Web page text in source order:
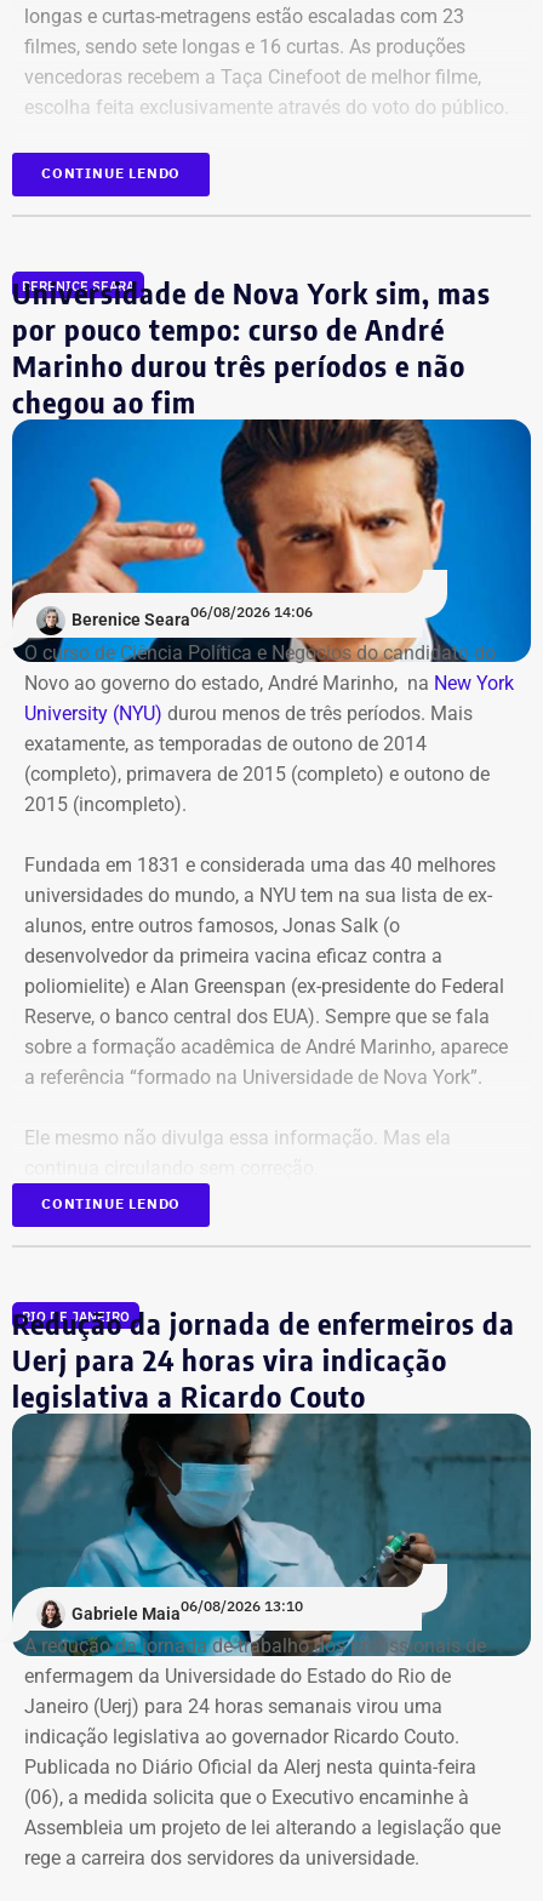
longas e curtas-metragens estão escaladas com 23
filmes, sendo sete longas e 16 curtas. As produções
vencedoras recebem a Taça Cinefoot de melhor filme,
escolha feita exclusivamente através do voto do público.
Os países participantes são Brasil, Argentina, México,
Itália, Colômbia, Reino Unido, Irã, Espanha, Alemanha,
mundial de futebol da atualidade. Totalizando dez
países.
Além da Estação Claro Rio, o Cinefoot terá exibições no
Centro Cultural da Justiça Federal, no Centro do Rio; no
Ponto Cine, em Guadalupe; e na Biblioteca Parque
Manguinhos; em Benfica.
CONTINUE LENDO
BERENICE SEARA
Universidade de Nova York sim, mas
por pouco tempo: curso de André
Marinho durou três períodos e não
chegou ao fim
Berenice Seara06/08/2026 14:06
O curso de Ciência Política e Negócios do candidato do
Novo ao governo do estado, André Marinho, na New York
University (NYU) durou menos de três períodos. Mais
exatamente, as temporadas de outono de 2014
(completo), primavera de 2015 (completo) e outono de
2015 (incompleto).
Fundada em 1831 e considerada uma das 40 melhores
universidades do mundo, a NYU tem na sua lista de ex-
alunos, entre outros famosos, Jonas Salk (o
desenvolvedor da primeira vacina eficaz contra a
poliomielite) e Alan Greenspan (ex-presidente do Federal
Reserve, o banco central dos EUA). Sempre que se fala
sobre a formação acadêmica de André Marinho, aparece
a referência “formado na Universidade de Nova York”.
Ele mesmo não divulga essa informação. Mas ela
No material de campanha, não há
André Marinho informa que desistiu da faculdade nos
Estados Unidos porque decidiu voltar ao seu país natal,
em plena efervescência do impeachment da ex-presidente
Dilma Rousseff (PT). No Rio, matriculou-se em Direito na
PUC, onde ficou de 2016 a 2019. Em seguida, quando já
trabalhava no “Pânico”, transferiu-se para o Instituto
Damásio, do IBMEC de São Paulo. E lá concluiu o curso,
em 2020, no início da pandemia.
“Eu nunca afirmei que me formei, mas que estudei em
Nova York, na PUC e no Institiuto Damásio. Se alguém diz
que eu me formei na NYU, não fui eu, porque sempre
procurei ser muito preciso com isso”, diz André Marinho.
No material de divulgação da campanha, nas redes
sociais, realmente, não há qualquer referência à
formatura.
CONTINUE LENDO
RIO DE JANEIRO
Redução da jornada de enfermeiros da
Uerj para 24 horas vira indicação
legislativa a Ricardo Couto
Gabriele Maia06/08/2026 13:10
A redução da jornada de trabalho dos profissionais de
enfermagem da Universidade do Estado do Rio de
Janeiro (Uerj) para 24 horas semanais virou uma
indicação legislativa ao governador Ricardo Couto.
Publicada no Diário Oficial da Alerj nesta quinta-feira
(06), a medida solicita que o Executivo encaminhe à
Assembleia um projeto de lei alterando a legislação que
rege a carreira dos servidores da universidade.